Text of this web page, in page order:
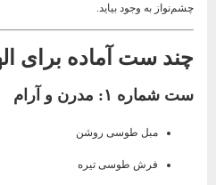
چشم‌نواز به وجود بیاید.
چند ست آماده برای
ست شماره ۱: مدرن و آرام
مبل طوسی روشن
فرش طوسی تیره